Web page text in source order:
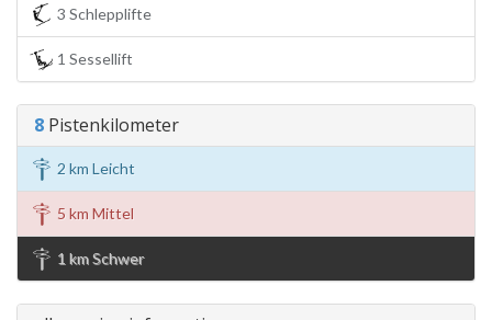
3 Schlepplifte
1 Sessellift
8 Pistenkilometer
2 km Leicht
5 km Mittel
1 km Schwer